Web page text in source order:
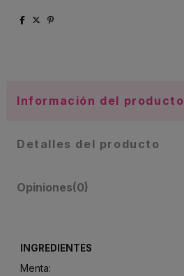
Información del producto
Detalles del producto
Opiniones(0)
INGREDIENTES
Menta: